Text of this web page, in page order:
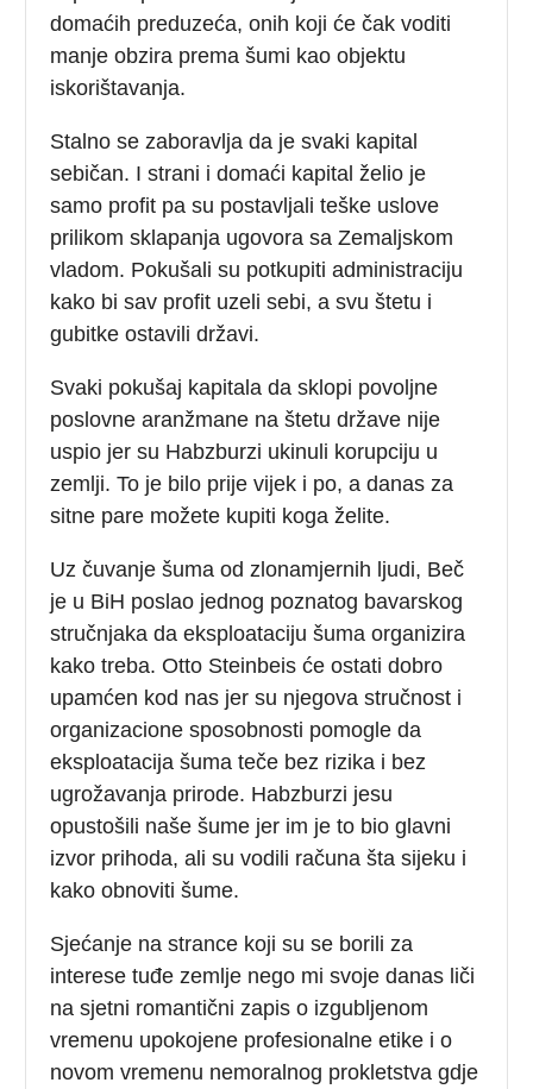
domaćih preduzeća, onih koji će čak voditi
manje obzira prema šumi kao objektu
iskorištavanja.
Stalno se zaboravlja da je svaki kapital
sebičan. I strani i domaći kapital želio je
samo profit pa su postavljali teške uslove
prilikom sklapanja ugovora sa Zemaljskom
vladom. Pokušali su potkupiti administraciju
kako bi sav profit uzeli sebi, a svu štetu i
gubitke ostavili državi.
Svaki pokušaj kapitala da sklopi povoljne
poslovne aranžmane na štetu države nije
uspio jer su Habzburzi ukinuli korupciju u
zemlji. To je bilo prije vijek i po, a danas za
sitne pare možete kupiti koga želite.
Uz čuvanje šuma od zlonamjernih ljudi, Beč
je u BiH poslao jednog poznatog bavarskog
stručnjaka da eksploataciju šuma organizira
kako treba. Otto Steinbeis će ostati dobro
upamćen kod nas jer su njegova stručnost i
organizacione sposobnosti pomogle da
eksploatacija šuma teče bez rizika i bez
ugrožavanja prirode. Habzburzi jesu
opustošili naše šume jer im je to bio glavni
izvor prihoda, ali su vodili računa šta sijeku i
kako obnoviti šume.
Sjećanje na strance koji su se borili za
interese tuđe zemlje nego mi svoje danas liči
na sjetni romantični zapis o izgubljenom
vremenu upokojene profesionalne etike i o
novom vremenu nemoralnog prokletstva gdje